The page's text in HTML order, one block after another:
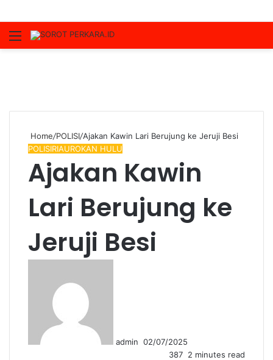
Menu
Home/POLISI/Ajakan Kawin Lari Berujung ke Jeruji Besi
POLISIRIAUROKAN HULU
Ajakan Kawin
Lari Berujung ke
Jeruji Besi
admin 02/07/2025
387 2 minutes read